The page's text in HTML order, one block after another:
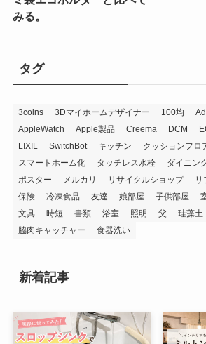
みる。
タグ
3coins 3Dマイホームデザイナー 100均
AppleWatch
Apple製品 Creema DCM
LIXIL
SwitchBot キッチン クッションフロ
スマートホーム化
タッチレス水栓 ダイニン
ポスター
メルカリ リサイクルショップ リ
保険
冷凍食品 友達 娘部屋 子供部屋
文具
時短 書類 浴室 照明 父 珪藻土
脇肉キャッチャー
食器洗い
新着記事